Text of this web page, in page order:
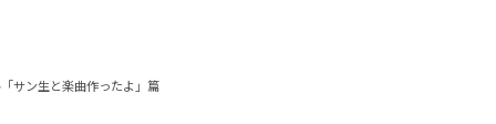
サン生と楽曲作ったよ」篇